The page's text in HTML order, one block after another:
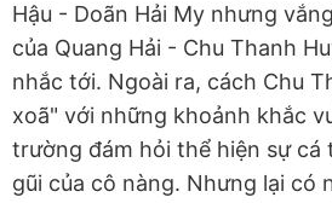
Hậu - Doãn Hải My nhưng
của Quang Hải - Chu Thanh
nhắc tới. Ngoài ra, cách Chu
xoã" với những khoảnh khắc
trường đám hỏi thể hiện sự cá
gũi của cô nàng. Nhưng lại có